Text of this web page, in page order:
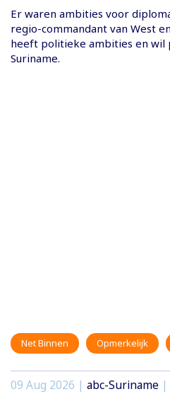
Er waren ambities voor
regio-commandant van West
heeft politieke ambities en wil
Suriname.
Net Binnen Opmerkelijk
09 Aug 2026 | abc-Suriname |